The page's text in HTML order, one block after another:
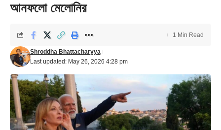
আনফলো মেলোনির
Last updated: May 26, 2026 4:28 pm
Shroddha Bhattacharyya
1 Min Read